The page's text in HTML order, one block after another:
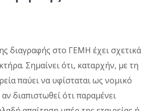
διαγραφής στο ΓΕΜΗ έχει σχετικά
Σημαίνει ότι, καταρχήν, με τη
παύει να υφίσταται ως νομικό
διαπιστωθεί ότι παραμένει